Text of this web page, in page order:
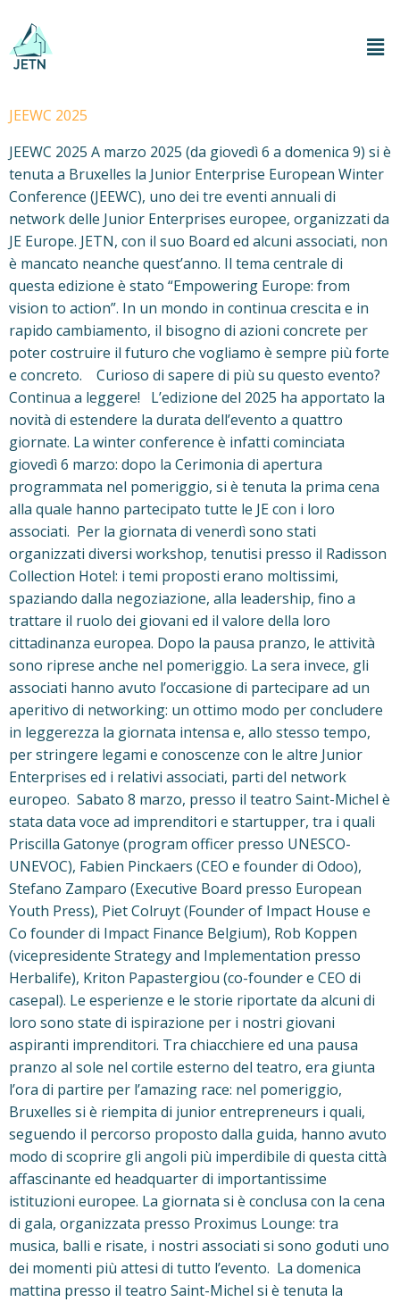
JEEWC 2025
JEEWC 2025 A marzo 2025 (da giovedì 6 a domenica 9) si è
tenuta a Bruxelles la Junior Enterprise European Winter
Conference (JEEWC), uno dei tre eventi annuali di
network delle Junior Enterprises europee, organizzati da
JE Europe. JETN, con il suo Board ed alcuni associati, non
è mancato neanche quest’anno. Il tema centrale di
questa edizione è stato “Empowering Europe: from
vision to action”. In un mondo in continua crescita e in
rapido cambiamento, il bisogno di azioni concrete per
poter costruire il futuro che vogliamo è sempre più forte
e concreto. Curioso di sapere di più su questo evento?
Continua a leggere! L’edizione del 2025 ha apportato la
novità di estendere la durata dell’evento a quattro
giornate. La winter conference è infatti cominciata
giovedì 6 marzo: dopo la Cerimonia di apertura
programmata nel pomeriggio, si è tenuta la prima cena
alla quale hanno partecipato tutte le JE con i loro
associati. Per la giornata di venerdì sono stati
organizzati diversi workshop, tenutisi presso il Radisson
Collection Hotel: i temi proposti erano moltissimi,
spaziando dalla negoziazione, alla leadership, fino a
trattare il ruolo dei giovani ed il valore della loro
cittadinanza europea. Dopo la pausa pranzo, le attività
sono riprese anche nel pomeriggio. La sera invece, gli
associati hanno avuto l’occasione di partecipare ad un
aperitivo di networking: un ottimo modo per concludere
in leggerezza la giornata intensa e, allo stesso tempo,
per stringere legami e conoscenze con le altre Junior
Enterprises ed i relativi associati, parti del network
europeo. Sabato 8 marzo, presso il teatro Saint-Michel è
stata data voce ad imprenditori e startupper, tra i quali
Priscilla Gatonye (program officer presso UNESCO-
UNEVOC), Fabien Pinckaers (CEO e founder di Odoo),
Stefano Zamparo (Executive Board presso European
Youth Press), Piet Colruyt (Founder of Impact House e
Co founder di Impact Finance Belgium), Rob Koppen
(vicepresidente Strategy and Implementation presso
Herbalife), Kriton Papastergiou (co-founder e CEO di
casepal). Le esperienze e le storie riportate da alcuni di
loro sono state di ispirazione per i nostri giovani
aspiranti imprenditori. Tra chiacchiere ed una pausa
pranzo al sole nel cortile esterno del teatro, era giunta
l’ora di partire per l’amazing race: nel pomeriggio,
Bruxelles si è riempita di junior entrepreneurs i quali,
seguendo il percorso proposto dalla guida, hanno avuto
modo di scoprire gli angoli più imperdibile di questa città
affascinante ed headquarter di importantissime
istituzioni europee. La giornata si è conclusa con la cena
di gala, organizzata presso Proximus Lounge: tra
musica, balli e risate, i nostri associati si sono goduti uno
dei momenti più attesi di tutto l’evento. La domenica
mattina presso il teatro Saint-Michel si è tenuta la